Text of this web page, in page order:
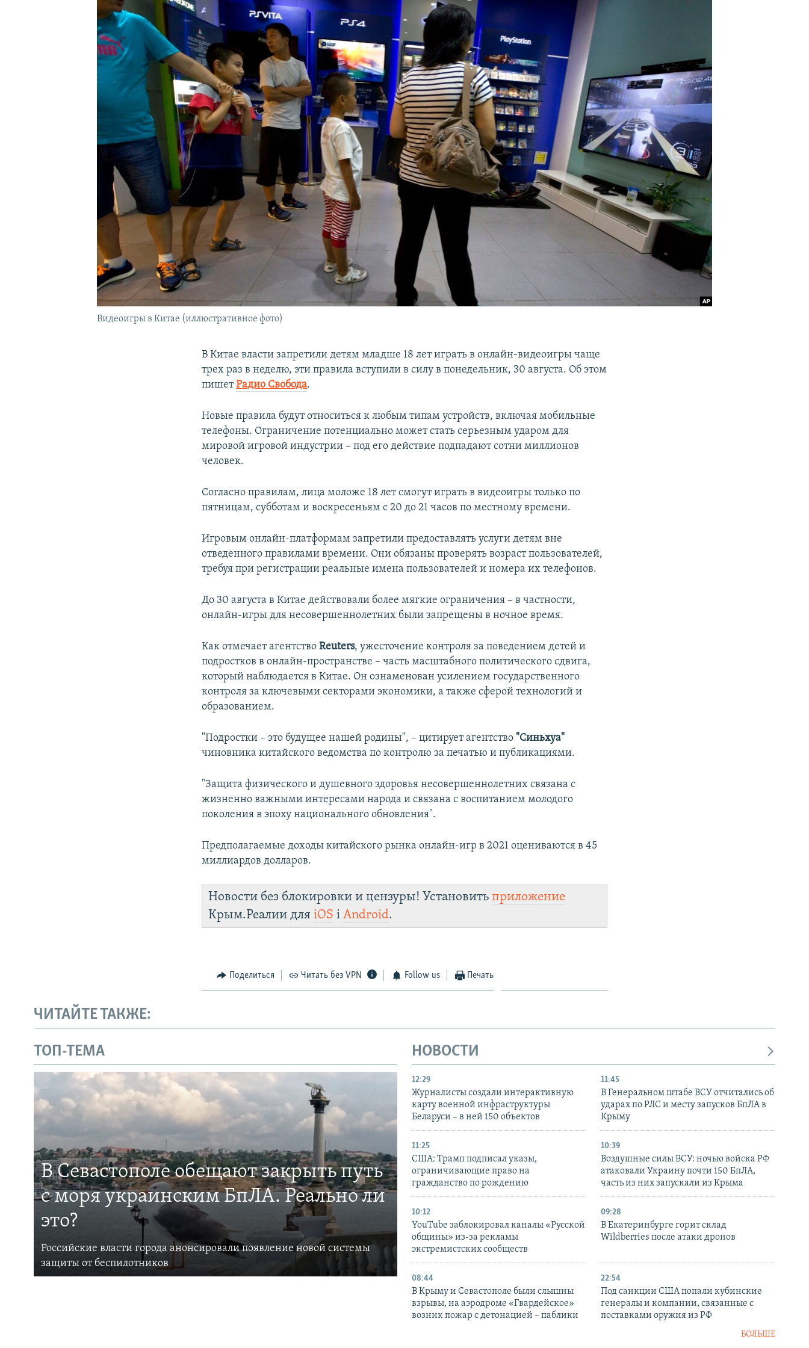
КРЫМ.НЕПОКОРЕННЫЙ
УКРАИНСКАЯ ПРОБЛЕМА КРЫМА
Видеоигры в Китае (иллюстративное фото)
В Китае власти запретили детям младше 18 лет играть в онлайн-видеоигры чаще
трех раз в неделю, эти правила вступили в силу в понедельник, 30 августа. Об этом
пишетРадио Свобода.
Новые правила будут относиться к любым типам устройств, включая мобильные
телефоны. Ограничение потенциально может стать серьезным ударом для
мировой игровой индустрии – под его действие подпадают сотни миллионов
человек.
Согласно правилам, лица моложе 18 лет смогут играть в видеоигры только по
пятницам, субботам и воскресеньям с 20 до 21 часов по местному времени.
Игровым онлайн-платформам запретили предоставлять услуги детям вне
отведенного правилами времени. Они обязаны проверять возраст пользователей,
требуя при регистрации реальные имена пользователей и номера их телефонов.
До 30 августа в Китае действовали более мягкие ограничения – в частности,
онлайн-игры для несовершеннолетних были запрещены в ночное время.
Как отмечает агентствоReuters, ужесточение контроля за поведением детей и
подростков в онлайн-пространстве – часть масштабного политического сдвига,
который наблюдается в Китае. Он ознаменован усилением государственного
контроля за ключевыми секторами экономики, а также сферой технологий и
образованием.
"Подростки – это будущее нашей родины", – цитирует агентство "Синьхуа"
чиновника китайского ведомства по контролю за печатью и публикациями.
"Защита физического и душевного здоровья несовершеннолетних связана с
жизненно важными интересами народа и связана с воспитанием молодого
поколения в эпоху национального обновления".
Предполагаемые доходы китайского рынка онлайн-игр в 2021 оцениваются в 45
миллиардов долларов.
Новости без блокировки и цензуры! Установитьприложение
Крым.Реалии дляiOS іAndroid.
Поделиться Читать без VPN Follow us Печать
ЧИТАЙТЕ ТАКЖЕ:
ТОП-ТЕМА
В Севастополе обещают закрыть путь
с моря украинским БпЛА. Реально ли
это?
Российские власти города анонсировали появление новой системы
защиты от беспилотников
НОВОСТИ
12:29
Журналисты создали интерактивную
карту военной инфраструктуры
Беларуси – в ней 150 объектов
11:45
В Генеральном штабе ВСУ отчитались об
ударах по РЛС и месту запусков БпЛА в
Крыму
11:25
США: Трамп подписал указы,
ограничивающие право на
гражданство по рождению
10:39
Воздушные силы ВСУ: ночью войска РФ
атаковали Украину почти 150 БпЛА,
часть из них запускали из Крыма
10:12
YouTube заблокировал каналы «Русской
общины» из-за рекламы
экстремистских сообществ
09:28
В Екатеринбурге горит склад
Wildberries после атаки дронов
08:44
В Крыму и Севастополе были слышны
взрывы, на аэродроме «Гвардейское»
возник пожар с детонацией – паблики
22:54
Под санкции США попали кубинские
генералы и компании, связанные с
поставками оружия из РФ
БОЛЬШЕ